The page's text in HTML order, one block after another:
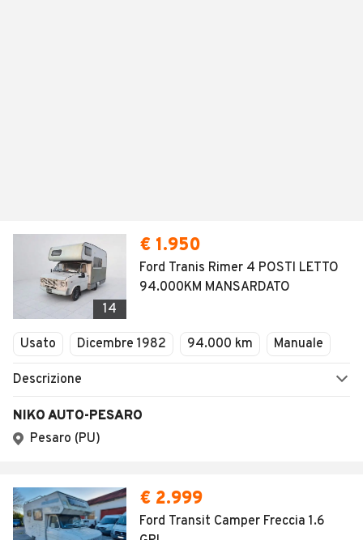
14
€ 1.950
Ford Tranis Rimer 4 POSTI LETTO
94.000KM MANSARDATO
Usato Dicembre 1982 94.000 km Manuale
Descrizione
NIKO AUTO-PESARO
Pesaro (PU)
€ 2.999
Ford Transit Camper Freccia 1.6